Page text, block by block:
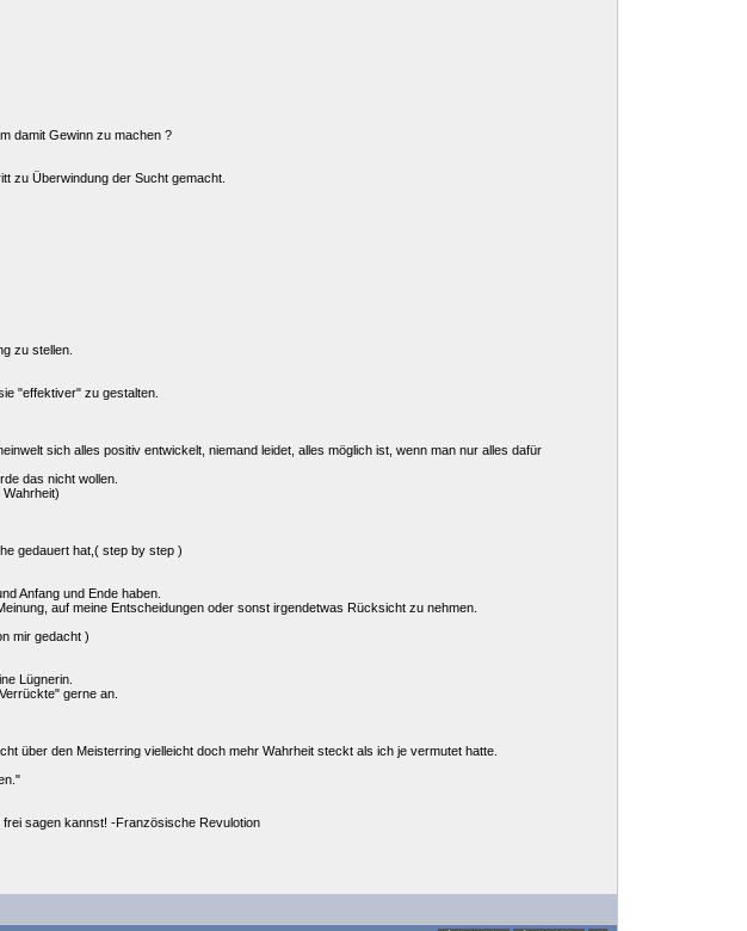
damit Gewinn zu machen ?
zu Überwindung der Sucht gemacht.
zu stellen.
"effektiver" zu gestalten.
sich alles positiv entwickelt, niemand leidet, alles möglich ist, wenn man nur alles dafür
das nicht wollen.
gedauert hat,( step by step )
Anfang und Ende haben.
auf meine Entscheidungen oder sonst irgendetwas Rücksicht zu nehmen.
mir gedacht )
Lügnerin.
gerne an.
über den Meisterring vielleicht doch mehr Wahrheit steckt als ich je vermutet hatte.
sagen kannst! -Französische Revulotion